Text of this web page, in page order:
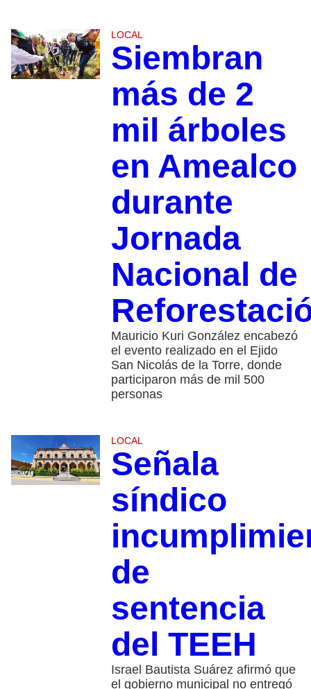
LOCAL
Siembran
más de 2
mil árboles
en Amealco
durante
Jornada
Nacional de
Mauricio Kuri González encabezó
el evento realizado en el Ejido
San Nicolás de la Torre, donde
participaron más de mil 500
personas
LOCAL
Señala
síndico
de
sentencia
del TEEH
Israel Bautista Suárez afirmó que
el gobierno municipal no entregó